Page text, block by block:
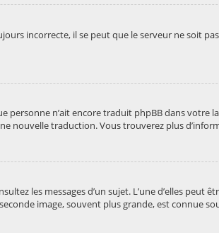
incorrecte, il se peut que le serveur ne soit pas
personne n’ait encore traduit phpBB dans votre
nouvelle traduction. Vous trouverez plus
les messages d’un sujet. L’une d’elles peut
image, souvent plus grande, est connue